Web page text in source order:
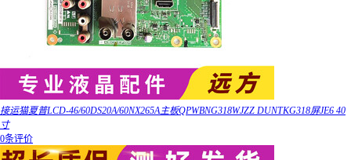
接运猫夏普LCD-46/60DS20A/60NX265A主板QPWBNG318WJZZ DUNTKG318屏JE6 40
寸
0条评价